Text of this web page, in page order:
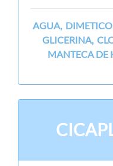
AGUA,
GLICERINA,
MANTECA DE